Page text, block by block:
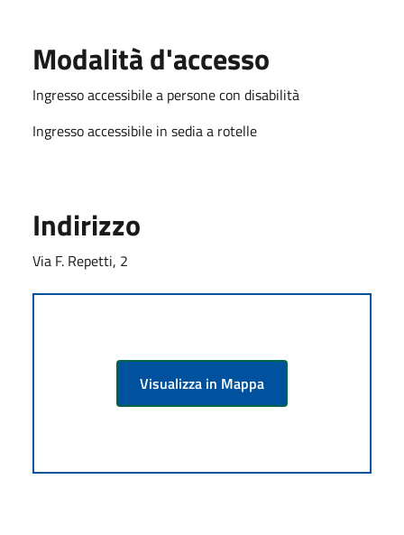
Modalità d'accesso
Ingresso accessibile a persone con disabilità
Ingresso accessibile in sedia a rotelle
Indirizzo
Via F. Repetti, 2
Visualizza in Mappa